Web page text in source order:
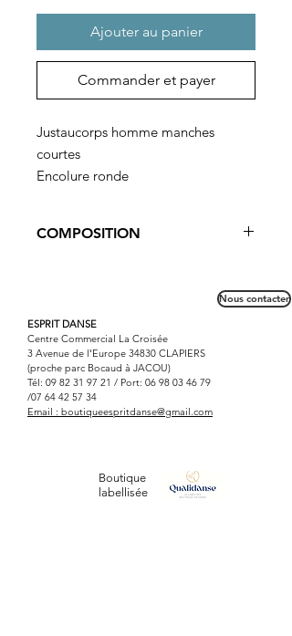
Ajouter au panier
Commander et payer
Justaucorps homme manches
courtes
Encolure ronde
cours et les concours
COMPOSITION
Nous contacter
ESPRIT DANSE
Centre Commercial La Croisée
3 Avenue de l'Europe 34830 CLAPIERS
(proche parc Bocaud à JACOU)
Tél: 09 82 31 97 21 / Port: 06 98 03 46 79
/07 64 42 57 34
Email : boutiqueespritdanse@gmail.com
Boutique
labellisée